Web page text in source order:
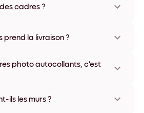
cadres ?
y compris sans cadre ou en
prend la livraison ?
Livraison express possible dans
de suivi accompagne chaque
photo autocollants, c'est
murs.
ils les murs ?